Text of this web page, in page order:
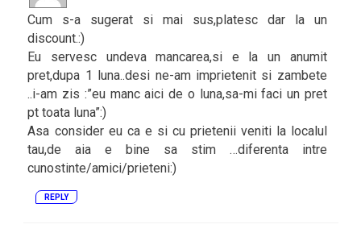
Cum s-a sugerat si mai sus,platesc dar la un
discount.:)
Eu servesc undeva mancarea,si e la un anumit
pret,dupa 1 luna..desi ne-am imprietenit si zambete
..i-am zis :”eu manc aici de o luna,sa-mi faci un pret
pt toata luna”:)
Asa consider eu ca e si cu prietenii veniti la localul
tau,de aia e bine sa stim …diferenta intre
cunostinte/amici/prieteni:)
REPLY